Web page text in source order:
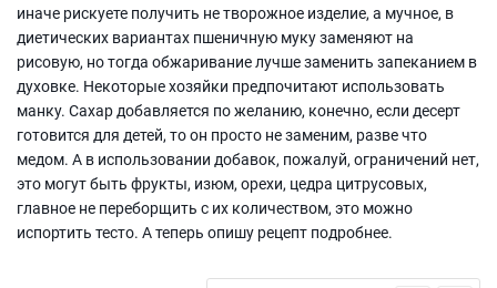
иначе рискуете получить не творожное изделие, а мучное, в
диетических вариантах пшеничную муку заменяют на
рисовую, но тогда обжаривание лучше заменить запеканием в
духовке. Некоторые хозяйки предпочитают использовать
манку. Сахар добавляется по желанию, конечно, если десерт
готовится для детей, то он просто не заменим, разве что
медом. А в использовании добавок, пожалуй, ограничений нет,
это могут быть фрукты, изюм, орехи, цедра цитрусовых,
главное не переборщить с их количеством, это можно
испортить тесто. А теперь опишу рецепт подробнее.